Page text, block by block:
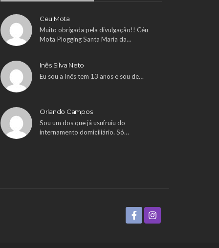
Ceu Mota
Muito obrigada pela divulgação!! Céu
Mota Plogging Santa Maria da…
Inês Silva Neto
Eu sou a Inês tem 13 anos e sou de…
Orlando Campos
Sou um dos que já usufruiu do
internamento domiciliário. Só…